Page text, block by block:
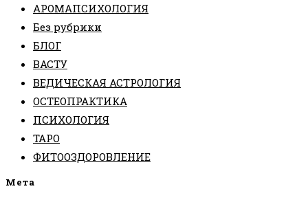
АРОМАПСИХОЛОГИЯ
Без рубрики
БЛОГ
ВАСТУ
ВЕДИЧЕСКАЯ АСТРОЛОГИЯ
ОСТЕОПРАКТИКА
ПСИХОЛОГИЯ
ТАРО
ФИТООЗДОРОВЛЕНИЕ
Мета